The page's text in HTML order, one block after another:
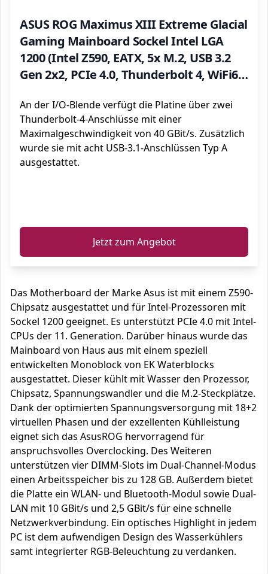
ASUS ROG Maximus XIII Extreme Glacial
Gaming Mainboard Sockel Intel LGA
1200 (Intel Z590, EATX, 5x M.2, USB 3.2
Gen 2x2, PCIe 4.0, Thunderbolt 4, WiFi6,
An der I/O-Blende verfügt die Platine über zwei
Thunderbolt-4-Anschlüsse mit einer
Maximalgeschwindigkeit von 40 GBit/s. Zusätzlich
wurde sie mit acht USB-3.1-Anschlüssen Typ A
ausgestattet.
Jetzt zum Angebot
Das Motherboard der Marke Asus ist mit einem Z590-
Chipsatz ausgestattet und für Intel-Prozessoren mit
Sockel 1200 geeignet. Es unterstützt PCIe 4.0 mit Intel-
CPUs der 11. Generation. Darüber hinaus wurde das
Mainboard von Haus aus mit einem speziell
entwickelten Monoblock von EK Waterblocks
ausgestattet. Dieser kühlt mit Wasser den Prozessor,
Chipsatz, Spannungswandler und die M.2-Steckplätze.
Dank der optimierten Spannungsversorgung mit 18+2
virtuellen Phasen und der exzellenten Kühlleistung
eignet sich das AsusROG hervorragend für
anspruchsvolles Overclocking. Des Weiteren
unterstützen vier DIMM-Slots im Dual-Channel-Modus
einen Arbeitsspeicher bis zu 128 GB. Außerdem bietet
die Platte ein WLAN- und Bluetooth-Modul sowie Dual-
LAN mit 10 GBit/s und 2,5 GBit/s für eine schnelle
Netzwerkverbindung. Ein optisches Highlight in jedem
PC ist dem aufwendigen Design des Wasserkühlers
samt integrierter RGB-Beleuchtung zu verdanken.